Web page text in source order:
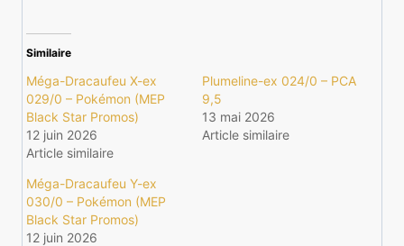
Similaire
Méga-Dracaufeu X-ex
029/0 – Pokémon (MEP
Black Star Promos)
12 juin 2026
Article similaire
Plumeline-ex 024/0 – PCA
9,5
13 mai 2026
Article similaire
Méga-Dracaufeu Y-ex
030/0 – Pokémon (MEP
Black Star Promos)
12 juin 2026